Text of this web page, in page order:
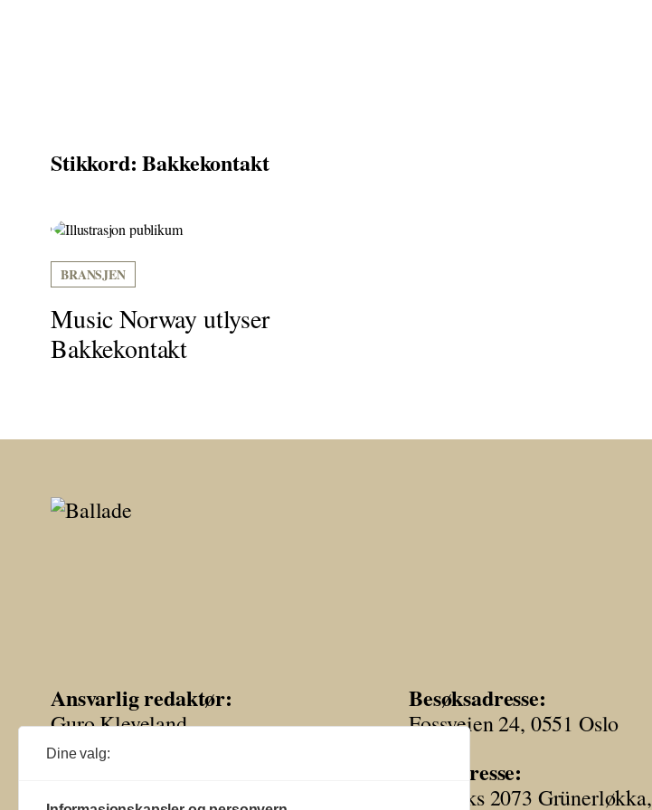
Stikkord: Bakkekontakt
BRANSJEN
Music Norway utlyser
Bakkekontakt
Ansvarlig redaktør:
Guro Kleveland
Annonseansvarlig:
Sture Bjørseth
Besøksadresse:
Fossveien 24, 0551 Oslo
Postadresse:
Postboks 2073 Grünerløkka,
Dine valg: